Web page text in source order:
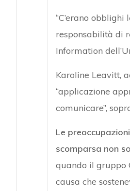
“C’erano
responsabilità di
Information
Karoline Leavitt,
“applicazione
comunicare”,
Le
scomparsa non
quando il gruppo
causa che